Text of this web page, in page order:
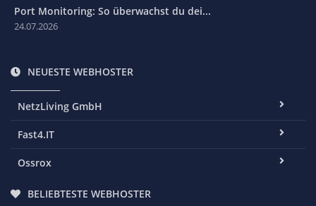
Port Monitoring: So überwachst du dei...
24.07.2026
NEUESTE WEBHOSTER
NetzLiving GmbH
Fast4.IT
Ossrox
BELIEBTESTE WEBHOSTER